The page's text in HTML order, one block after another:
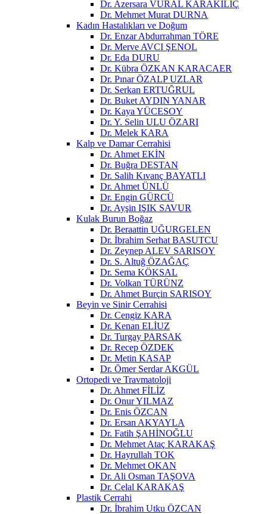
Dr. Azersara VURAL KARAKILIÇ
Dr. Mehmet Murat DURNA
Kadın Hastalıkları ve Doğum
Dr. Enzar Abdurrahman TÖRE
Dr. Merve AVCI ŞENOL
Dr. Eda DURU
Dr. Kübra ÖZKAN KARACAER
Dr. Pınar ÖZALP UZLAR
Dr. Serkan ERTUĞRUL
Dr. Buket AYDIN YANAR
Dr. Kaya YÜCESOY
Dr. Y. Selin ULU ÖZARI
Dr. Melek KARA
Kalp ve Damar Cerrahisi
Dr. Ahmet EKİN
Dr. Buğra DESTAN
Dr. Salih Kıvanç BAYATLI
Dr. Ahmet ÜNLÜ
Dr. Engin GÜRCÜ
Dr. Ayşin IŞIK SAVUR
Kulak Burun Boğaz
Dr. Beraattin UĞURGELEN
Dr. İbrahim Serhat BASUTCU
Dr. Zeynep ALEV SARISOY
Dr. S. Altuğ ÖZAĞAÇ
Dr. Sema KÖKSAL
Dr. Volkan TÜRÜNZ
Dr. Ahmet Burçin SARISOY
Beyin ve Sinir Cerrahisi
Dr. Cengiz KARA
Dr. Kenan ELİUZ
Dr. Turgay PARSAK
Dr. Recep ÖZDEK
Dr. Metin KASAP
Dr. Ömer Serdar AKGÜL
Ortopedi ve Travmatoloji
Dr. Ahmet FİLİZ
Dr. Onur YILMAZ
Dr. Enis ÖZCAN
Dr. Ersan AKYAYLA
Dr. Fatih ŞAHİNOĞLU
Dr. Mehmet Ataç KARAKAŞ
Dr. Hayrullah TOK
Dr. Mehmet OKAN
Dr. Ali Osman TAŞOVA
Dr. Celal KARAKAŞ
Plastik Cerrahi
Dr. İbrahim Utku ÖZCAN